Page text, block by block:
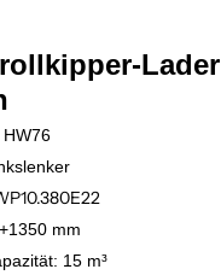
Lader
mm
15 m³